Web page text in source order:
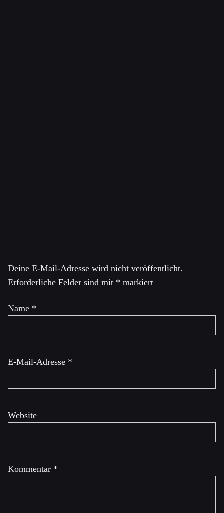
Deine E-Mail-Adresse wird nicht veröffentlicht.
Erforderliche Felder sind mit * markiert
Kommentar *
Name *
E-Mail-Adresse *
Website